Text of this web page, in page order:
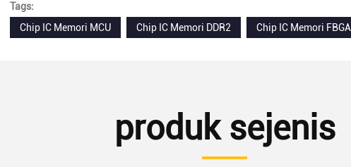
Tags:
Chip IC Memori MCU
Chip IC Memori DDR2 Chip IC Memori FBGA
produk sejenis